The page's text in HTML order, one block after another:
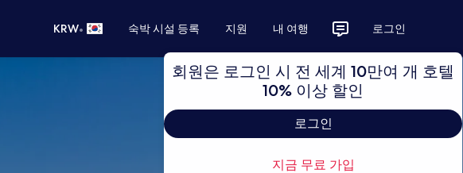
KRW• 숙박 시설 등록 지원 내 여행 로그인
회원은 로그인 시 전 세계 10만여 개 호텔
10% 이상 할인
로그인
지금 무료 가입